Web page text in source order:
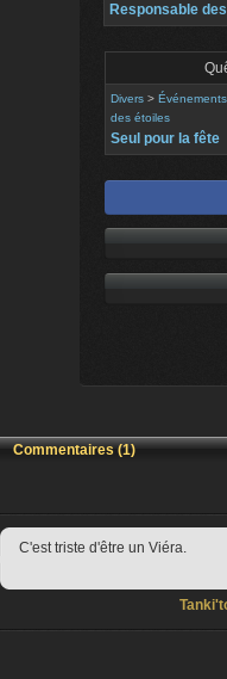
Responsable
Divers >
des étoiles
Seul pour la fête
Commentaires (1)
C'est triste d'être un Viéra.